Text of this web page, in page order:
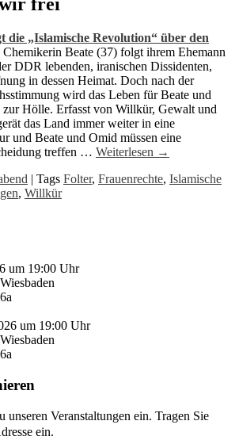
die „Islamische Revolution“ über den
Chemikerin Beate (37) folgt ihrem Ehemann
DDR lebenden, iranischen Dissidenten,
in dessen Heimat. Doch nach der
wird das Leben für Beate und
zur Hölle. Erfasst von Willkür, Gewalt und
das Land immer weiter in eine
und Beate und Omid müssen eine
treffen … Weiterlesen →
| Tags Folter, Frauenrechte, Islamische
, Willkür
um 19:00 Uhr
um 19:00 Uhr
unseren Veranstaltungen ein. Tragen Sie
ein.